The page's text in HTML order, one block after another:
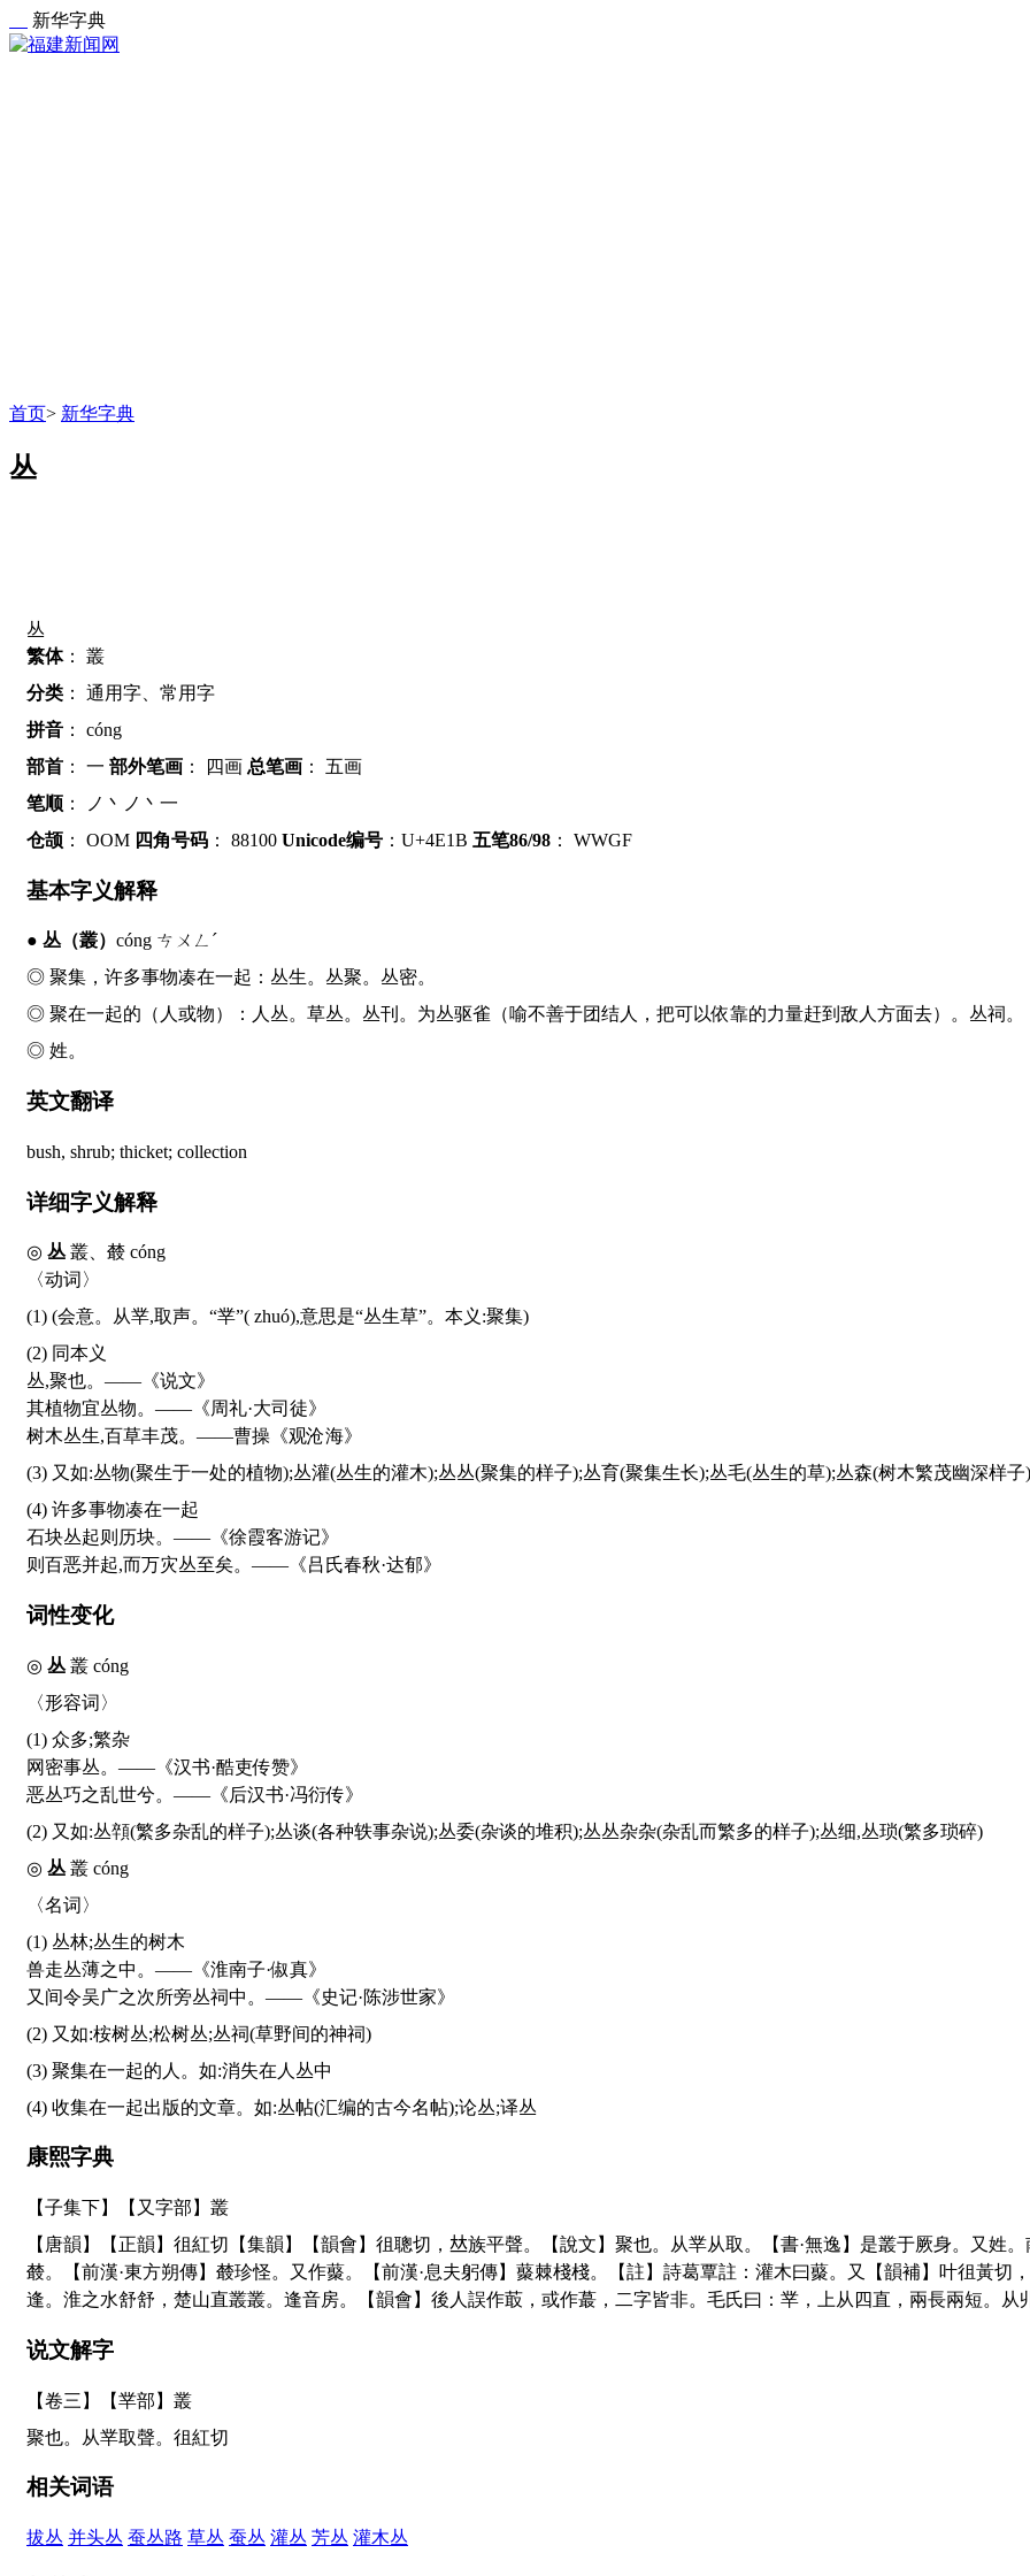
新华字典
首页> 新华字典
丛
丛
繁体： 叢
分类 ： 通用字、常用字
拼音 ： cóng
部首 ： 一 部外笔画 ： 四画 总笔画 ： 五画
笔顺 ：
ノ丶ノ丶一
仓颉 ： OOM 四角号码 ： 88100 Unicode编号 ：U+4E1B 五笔86/98 ： WWGF
基本字义解释
丛（叢） cóng ㄘㄨㄥˊ
◎ 聚集，许多事物凑在一起： 丛生。 丛聚。 丛密。
◎ 聚在一起的（人或物）：人 丛。草丛。 丛刊。为丛驱雀（喻不善于团结人，把可以依靠的力量赶到敌人方面去）。 丛祠。
◎ 姓。
英文翻译
bush, shrub; thicket; collection
详细字义解释
丛叢、樷 cóng
〈动词〉
(1) (会意。从丵,取声。“丵”( zhuó),意思是“丛生草”。本义:聚集)
(2) 同本义
丛,聚也。——《说文》
其植物宜丛物。——《周礼·大司徒》
树木丛生,百草丰茂。——曹操《观沧海》
(3) 又如:丛物(聚生于一处的植物);丛灌(丛生的灌木);丛丛(聚集的样子);丛育(聚集生长);丛毛(丛生的草);丛森(树木繁茂幽深样
(4) 许多事物凑在一起
石块丛起则历块。——《徐霞客游记》
则百恶并起,而万灾丛至矣。——《吕氏春秋·达郁》
词性变化
丛叢 cóng
〈形容词〉
(1) 众多;繁杂
网密事丛。——《汉书·酷吏传赞》
恶丛巧之乱世兮。——《后汉书·冯衍传》
(2) 又如:丛顇(繁多杂乱的样子);丛谈(各种轶事杂说);丛委(杂谈的堆积);丛丛杂杂(杂乱而繁多的样子);丛细,丛琐(繁多琐碎)
丛叢 cóng
〈名词〉
(1) 丛林;丛生的树木
兽走丛薄之中。——《淮南子·俶真》
又间令吴广之次所旁丛祠中。——《史记·陈涉世家》
(2) 又如:桉树丛;松树丛;丛祠(草野间的神祠)
(3) 聚集在一起的人。如:消失在人丛中
(4) 收集在一起出版的文章。如:丛帖(汇编的古今名帖);论丛;译丛
康熙字典
【子集下】【又字部】叢
【唐韻】【正韻】徂紅切【集韻】【韻會】徂聰切， 𠀤族平聲。【說文】聚也。从丵从取。【書·無逸】是叢于厥身。又姓
樷。【前漢·東方朔傳】樷珍怪。又作藂。【前漢·息夫躬傳】藂棘棧棧。【註】詩葛覃註：灌木曰藂。又【韻補】叶徂黃切
逢。淮之水舒舒，楚山直叢叢。逢音房。【韻會】後人誤作菆，或作蕞，二字皆非。毛氏曰：丵，上从四直，兩長兩短。从
说文解字
【卷三】【丵部】 叢
聚也。从丵取聲。徂紅切
相关词语
拔丛 并头丛 蚕丛路 草丛 蚕丛 灌丛 芳丛 灌木丛